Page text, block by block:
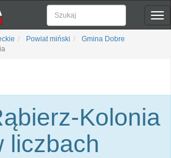
Powiat miński
Gmina Dobre
Kolonia
liczbach